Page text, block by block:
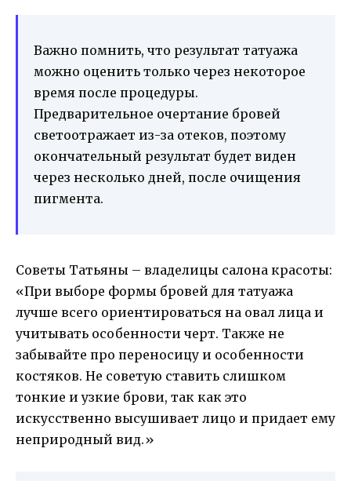
Важно помнить, что результат татуажа
можно оценить только через некоторое
время после процедуры.
Предварительное очертание бровей
светоотражает из-за отеков, поэтому
окончательный результат будет виден
через несколько дней, после очищения
пигмента.
Советы Татьяны – владелицы салона красоты:
«При выборе формы бровей для татуажа
лучше всего ориентироваться на овал лица и
учитывать особенности черт. Также не
забывайте про переносицу и особенности
костяков. Не советую ставить слишком
тонкие и узкие брови, так как это
искусственно высушивает лицо и придает ему
неприродный вид.»